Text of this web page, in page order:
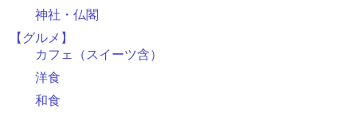
神社・仏閣
【グルメ】
カフェ（スイーツ含）
洋食
和食